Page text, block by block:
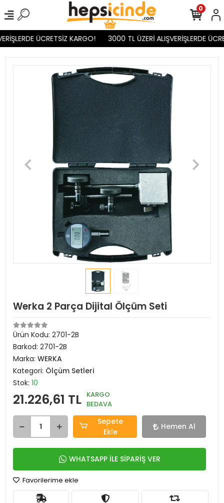
ÜCRETSİZ KARGO! 3000 TL ÜZERİ ALIŞVERİŞLERDE
0
Werka 2 Parça Dijital Ölçüm Seti
Ürün Kodu: 2701-2B
Barkod: 2701-2B
Marka: WERKA
Kategori: Ölçüm Setleri
Stok: 10
21.226,61 TL KARGO
BEDAVA
Sepete
Ekle
Hemen Al
WHATSAPP İLE SİPARİŞ VER
Favorilerime ekle